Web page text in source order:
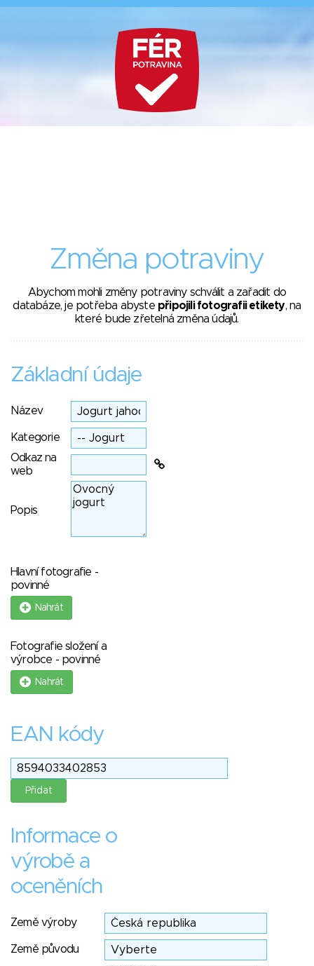
Změna potraviny
Abychom mohli změny potraviny schválit a zařadit do
databáze, je potřeba abyste připojili fotografii etikety, na
které bude zřetelná změna údajů.
Základní údaje
Název
Kategorie
Odkaz na
web
Popis
Hlavní fotografie -
povinné
Nahrát
Fotografie složení a
výrobce - povinné
Nahrát
EAN kódy
Informace o
výrobě a
oceněních
Země výroby
Země původu